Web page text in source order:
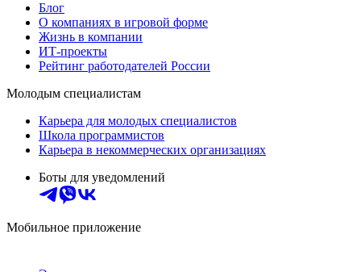
Блог
О компаниях в игровой форме
Жизнь в компании
ИТ-проекты
Рейтинг работодателей России
Молодым специалистам
Карьера для молодых специалистов
Школа программистов
Карьера в некоммерческих организациях
Боты для уведомлений
Мобильное приложение